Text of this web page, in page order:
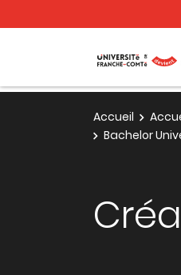
Accueil
Bachelor